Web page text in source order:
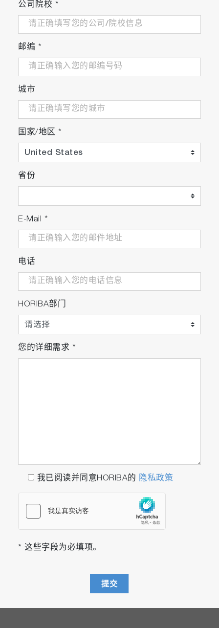
检测区域设置可用
区域检测功能根据检测区域上存在的油膜的速率
进行判断。
可排除因漏油事故以外的原因（累积油膜、铁细
菌、昆虫、鱼类等）引起的报警。
建议的维护周期为四年（与现有产品相比提高了
一倍）。
LO-300 始终监视激光器模块的累计运行时间，
当达到极限时，可显示激光器的“交换”。
主体中的光学装置采用我们原来的悬挂结构（钟
的垂直安装，便于安装工作。
安全摄像头（可选）
当 LO-300 检测到漏油并将报警信号前后捕获的
公司院校 *
邮编 *
城市
国家/地区 *
省份
E-Mail *
电话
HORIBA部门
您的详细需求 *
我已阅读并同意HORIBA的 隐私政策
* 这些字段为必填项。
提交